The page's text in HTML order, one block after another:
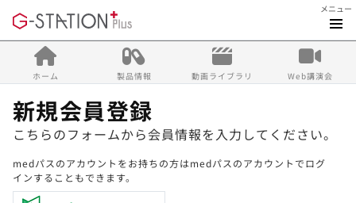
メニュー
ホーム 製品情報 動画ライブラリ Web講演会
新規会員登録
こちらのフォームから会員情報を入力してください。
medパスのアカウントをお持ちの方はmedパスのアカウントでログ
インすることもできます。